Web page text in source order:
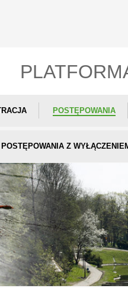
POSTĘPOWANIA
POSTĘPOWANIA Z